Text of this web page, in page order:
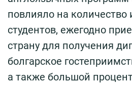
повлияло на количество
студентов, ежегодно
страну для получения
болгарское
а также большой